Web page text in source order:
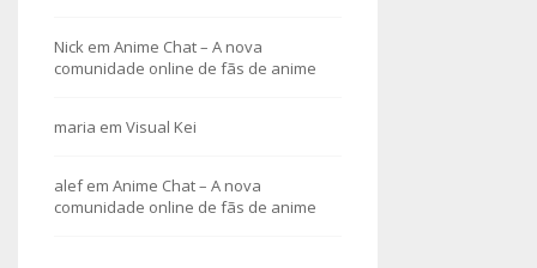
Nick em Anime Chat – A nova
comunidade online de fãs de anime
maria em Visual Kei
alefem Anime Chat – A nova
comunidade online de fãs de anime